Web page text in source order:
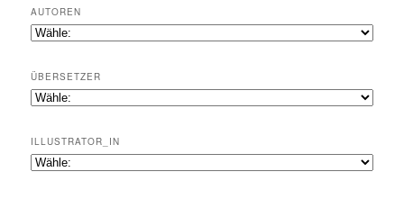
AUTOREN
ÜBERSETZER
ILLUSTRATOR_IN